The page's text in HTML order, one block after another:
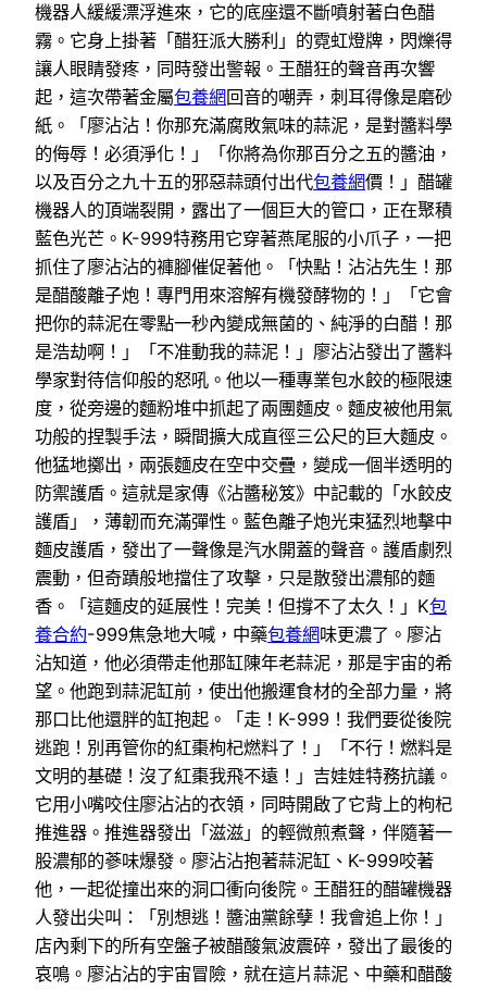
機器人緩緩漂浮進來，它的底座還不斷噴射著白色醋
霧。它身上掛著「醋狂派大勝利」的霓虹燈牌，閃爍得
讓人眼睛發疼，同時發出警報。王醋狂的聲音再次響
起，這次帶著金屬包養網回音的嘲弄，刺耳得像是磨砂
紙。「廖沾沾！你那充滿腐敗氣味的蒜泥，是對醬料學
的侮辱！必須淨化！」「你將為你那百分之五的醬油，
以及百分之九十五的邪惡蒜頭付出代包養網價！」醋罐
機器人的頂端裂開，露出了一個巨大的管口，正在聚積
藍色光芒。K-999特務用它穿著燕尾服的小爪子，一把
抓住了廖沾沾的褲腳催促著他。「快點！沾沾先生！那
是醋酸離子炮！專門用來溶解有機發酵物的！」「它會
把你的蒜泥在零點一秒內變成無菌的、純淨的白醋！那
是浩劫啊！」「不准動我的蒜泥！」廖沾沾發出了醬料
學家對待信仰般的怒吼。他以一種專業包水餃的極限速
度，從旁邊的麵粉堆中抓起了兩團麵皮。麵皮被他用氣
功般的捏製手法，瞬間擴大成直徑三公尺的巨大麵皮。
他猛地擲出，兩張麵皮在空中交疊，變成一個半透明的
防禦護盾。這就是家傳《沾醬秘笈》中記載的「水餃皮
護盾」，薄韌而充滿彈性。藍色離子炮光束猛烈地擊中
麵皮護盾，發出了一聲像是汽水開蓋的聲音。護盾劇烈
震動，但奇蹟般地擋住了攻擊，只是散發出濃郁的麵
香。「這麵皮的延展性！完美！但撐不了太久！」K包
養合約-999焦急地大喊，中藥包養網味更濃了。廖沾
沾知道，他必須帶走他那缸陳年老蒜泥，那是宇宙的希
望。他跑到蒜泥缸前，使出他搬運食材的全部力量，將
那口比他還胖的缸抱起。「走！K-999！我們要從後院
逃跑！別再管你的紅棗枸杞燃料了！」「不行！燃料是
文明的基礎！沒了紅棗我飛不遠！」吉娃娃特務抗議。
它用小嘴咬住廖沾沾的衣領，同時開啟了它背上的枸杞
推進器。推進器發出「滋滋」的輕微煎煮聲，伴隨著一
股濃郁的蔘味爆發。廖沾沾抱著蒜泥缸、K-999咬著
他，一起從撞出來的洞口衝向後院。王醋狂的醋罐機器
人發出尖叫：「別想逃！醬油黨餘孽！我會追上你！」
店內剩下的所有空盤子被醋酸氣波震碎，發出了最後的
哀鳴。廖沾沾的宇宙冒險，就在這片蒜泥、中藥和醋酸